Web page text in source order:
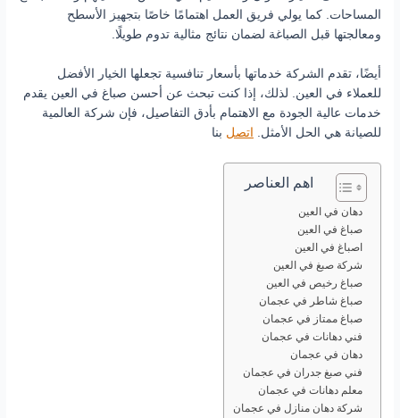
المساحات. كما يولي فريق العمل اهتمامًا خاصًا بتجهيز الأسطح
ومعالجتها قبل الصباغة لضمان نتائج مثالية تدوم طويلًا.
أيضًا، تقدم الشركة خدماتها بأسعار تنافسية تجعلها الخيار الأفضل
للعملاء في العين. لذلك، إذا كنت تبحث عن أحسن صباغ في العين يقدم
خدمات عالية الجودة مع الاهتمام بأدق التفاصيل، فإن شركة العالمية
للصيانة هي الحل الأمثل.
اتصل بنا
اهم العناصر
دهان في العين
صباغ في العين
اصباغ في العين
شركة صبغ في العين
صباغ رخيص في العين
صباغ شاطر في عجمان
صباغ ممتاز في عجمان
فني دهانات في عجمان
دهان في عجمان
فني صبغ جدران في عجمان
معلم دهانات في عجمان
شركة دهان منازل في عجمان